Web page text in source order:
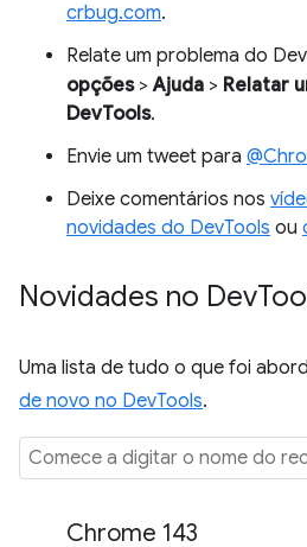
crbug.com.
Relate um problema do
opções>Ajuda > Relatar
DevTools.
Envie um tweet para
Deixe comentários nos
novidades do DevTools ou
Novidades no Dev
Uma lista de tudo o que foi
de novo no DevTools.
Chrome 143